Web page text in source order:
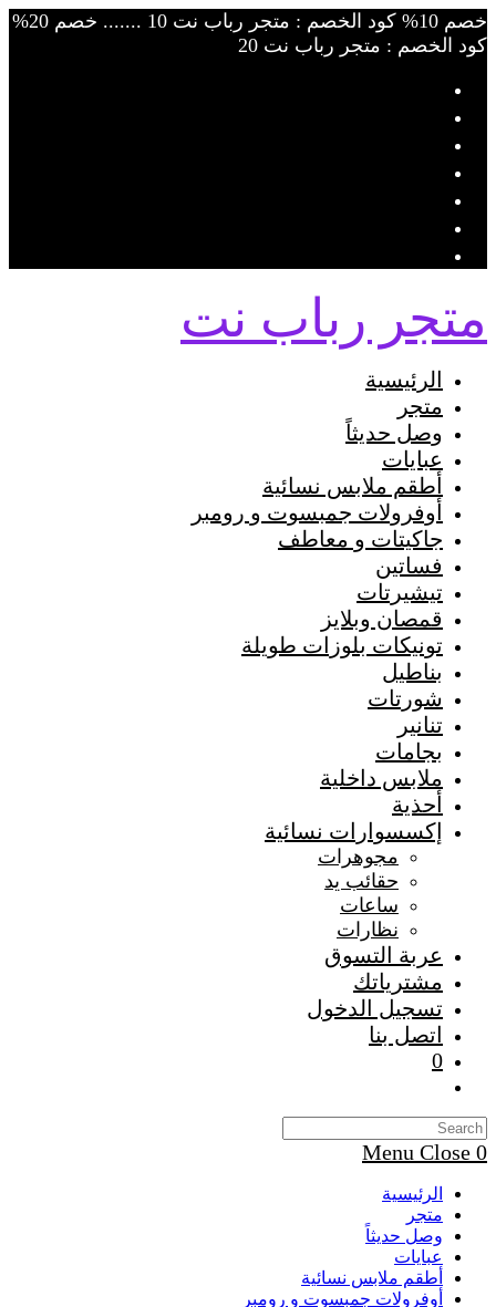
Skip
to
content
خصم 10% كود الخصم : متجر رباب نت 10 ....... خصم 20%
كود الخصم : متجر رباب نت 20
متجر رباب نت
الرئيسية
متجر
وصل حديثاً
عبايات
أطقم ملابس نسائية
أوفرولات جمبسوت و رومبر
جاكيتات و معاطف
فساتين
تيشيرتات
قمصان وبلايز
تونيكات بلوزات طويلة
بناطيل
شورتات
تنانير
بجامات
ملابس داخلية
أحذية
إكسسوارات نسائية
مجوهرات
حقائب يد
ساعات
نظارات
عربة التسوق
مشترياتك
تسجيل الدخول
اتصل بنا
0
search
0
Menu Close
الرئيسية
متجر
وصل حديثاً
عبايات
أطقم ملابس نسائية
أوفرولات جمبسوت و رومبر